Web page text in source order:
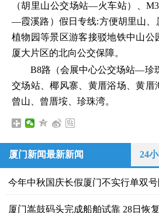
（胡里山公交场站—火车站）、
—霞溪路）假日专线:方便胡里山、
植物园等景区游客接驳地铁中山公
厦大片区的北向公交保障。
B8路（会展中心公交场站—珍
交场站、椰风寨、黄厝浴场、黄厝
曾山、曾厝垵、珍珠湾。
厦门新闻最新新闻 24
今年中秋国庆长假厦门不实行单双
厦门嵩鼓码头完成船舶试靠 28日恢